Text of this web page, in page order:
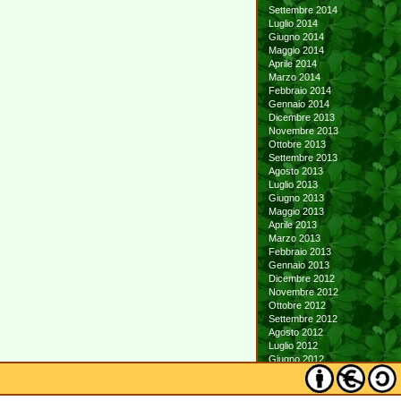
Settembre 2014
Luglio 2014
Giugno 2014
Maggio 2014
Aprile 2014
Marzo 2014
Febbraio 2014
Gennaio 2014
Dicembre 2013
Novembre 2013
Ottobre 2013
Settembre 2013
Agosto 2013
Luglio 2013
Giugno 2013
Maggio 2013
Aprile 2013
Marzo 2013
Febbraio 2013
Gennaio 2013
Dicembre 2012
Novembre 2012
Ottobre 2012
Settembre 2012
Agosto 2012
Luglio 2012
Giugno 2012
Maggio 2012
Aprile 2012